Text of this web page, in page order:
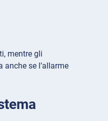
mentre gli
se l’allarme